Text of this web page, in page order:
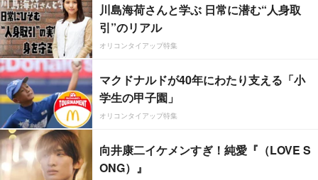
川島海荷さんと学ぶ 日常に潜む“人身取
引”のリアル
オリコンタイアップ特集
マクドナルドが40年にわたり支える「小
学生の甲子園」
オリコンタイアップ特集
向井康二イケメンすぎ！純愛『（LOVE S
ONG）』